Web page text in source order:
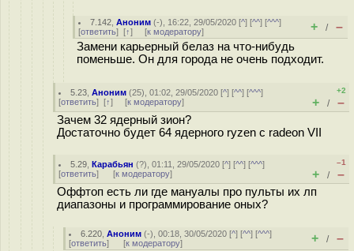
7.142 ,Аноним (-), 16:22, 29/05/2020 [^] [^^] [^^^]
[ответить] [↑] [к модератору] + / –
Замени карьерный белаз на что-нибудь
поменьше. Он для города не очень подходит.
5.23 ,Аноним (25), 01:02, 29/05/2020 [^] [^^] [^^^]
[ответить] [↑] [к модератору]
+2
+ / –
Зачем 32 ядерный зион?
Достаточно будет 64 ядерного ryzen с radeon VII
5.29 ,Карабьян (?), 01:11, 29/05/2020 [^] [^^] [^^^]
[ответить] [к модератору]
–1
+ / –
Оффтоп есть ли где мануалы про пульты их лп
диапазоны и программирование оных?
6.220 ,Аноним (-), 00:18, 30/05/2020 [^] [^^] [^^^]
[ответить] [к модератору] + / –